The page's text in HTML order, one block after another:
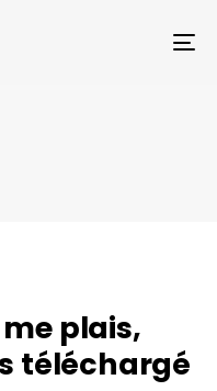
me plais,
téléchargé